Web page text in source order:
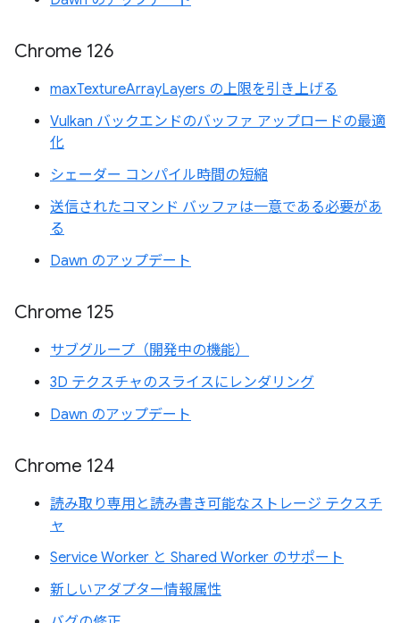
Chrome 126
maxTextureArrayLayers の上限を引き上げる
Vulkan バックエンドのバッファ アップロードの最適
化
シェーダー コンパイル時間の短縮
送信されたコマンド バッファは一意である必要があ
る
Dawn のアップデート
Chrome 125
サブグループ（開発中の機能）
3D テクスチャのスライスにレンダリング
Dawn のアップデート
Chrome 124
読み取り専用と読み書き可能なストレージ テクスチ
ャ
Service Worker と Shared Worker のサポート
新しいアダプター情報属性